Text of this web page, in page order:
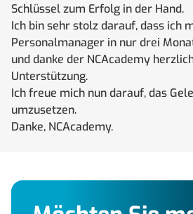
Schlüssel zum Erfolg in der Hand.
Ich bin sehr stolz darauf, dass ich
Personalmanager in nur drei
und danke der NCAcademy
Unterstützung.
Ich freue mich nun darauf, das
umzusetzen.
Danke, NCAcademy.